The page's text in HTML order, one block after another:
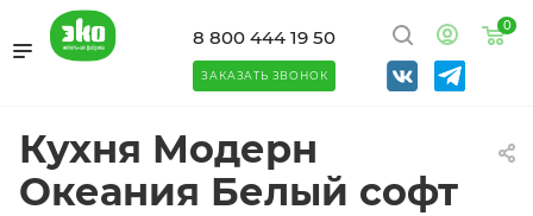
0
8 800 444 19 50
ЗАКАЗАТЬ ЗВОНОК
Кухня Модерн
Океания Белый софт